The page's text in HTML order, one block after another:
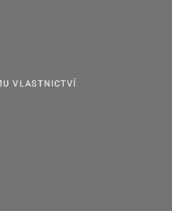
VLASTNICTVÍ